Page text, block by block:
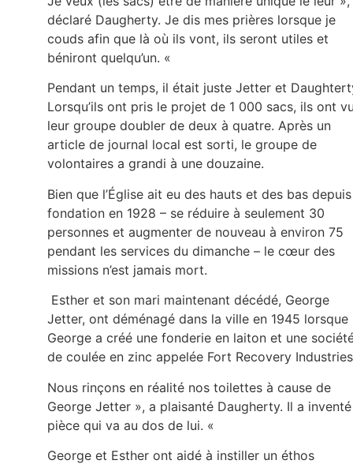
déclaré Daugherty. Je dis mes prières lorsque je
couds afin que là où ils vont, ils seront utiles et
béniront quelqu’un. «
Pendant un temps, il était juste Jetter et
Lorsqu’ils ont pris le projet de 1 000 sacs, ils ont
leur groupe doubler de deux à quatre. Après un
article de journal local est sorti, le groupe de
volontaires a grandi à une douzaine.
Bien que l’Église ait eu des hauts et des bas
fondation en 1928 – se réduire à seulement 30
personnes et augmenter de nouveau à environ 75
pendant les services du dimanche – le cœur des
missions n’est jamais mort.
Esther et son mari maintenant décédé, George
Jetter, ont déménagé dans la ville en 1945 lorsque
George a créé une fonderie en laiton et une
de coulée en zinc appelée Fort Recovery
Nous rinçons en réalité nos toilettes à cause de
George Jetter », a plaisanté Daugherty. Il a
pièce qui va au dos de lui. «
George et Esther ont aidé à instiller un éthos